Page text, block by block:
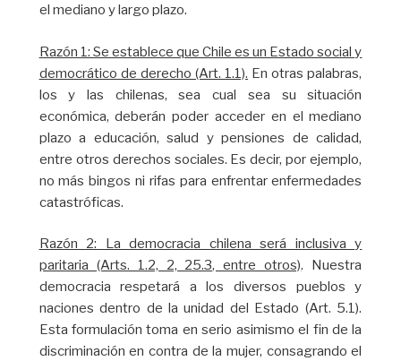
el mediano y largo plazo.
Razón 1: Se establece que Chile es un Estado social y
democrático de derecho (Art. 1.1). En otras palabras,
los y las chilenas, sea cual sea su situación
económica, deberán poder acceder en el mediano
plazo a educación, salud y pensiones de calidad,
entre otros derechos sociales. Es decir, por ejemplo,
no más bingos ni rifas para enfrentar enfermedades
catastróficas.
Razón 2: La democracia chilena será inclusiva y
paritaria (Arts. 1.2, 2, 25.3, entre otros). Nuestra
democracia respetará a los diversos pueblos y
naciones dentro de la unidad del Estado (Art. 5.1).
Esta formulación toma en serio asimismo el fin de la
discriminación en contra de la mujer, consagrando el